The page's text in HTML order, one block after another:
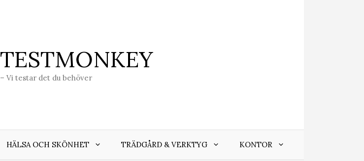
TESTMONKEY
– Vi testar det du behöver
HÄLSA OCH SKÖNHET TRÄDGÅRD & VERKTYG KONTOR